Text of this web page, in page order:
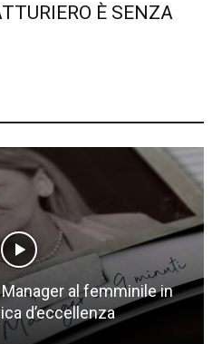
È SENZA
al femminile in
d’eccellenza